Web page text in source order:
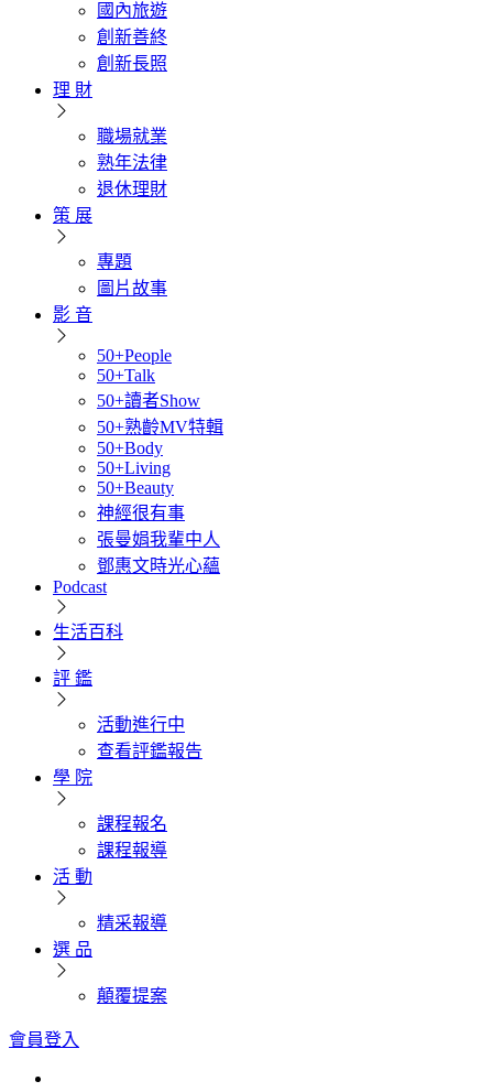
國內旅遊
創新善終
創新長照
理 財
職場就業
熟年法律
退休理財
策 展
專題
圖片故事
影 音
50+People
50+Talk
50+讀者Show
50+熟齡MV特輯
50+Body
50+Living
50+Beauty
神經很有事
張曼娟我輩中人
鄧惠文時光心蘊
Podcast
生活百科
評 鑑
活動進行中
查看評鑑報告
學 院
課程報名
課程報導
活 動
精采報導
選 品
顛覆提案
會員登入